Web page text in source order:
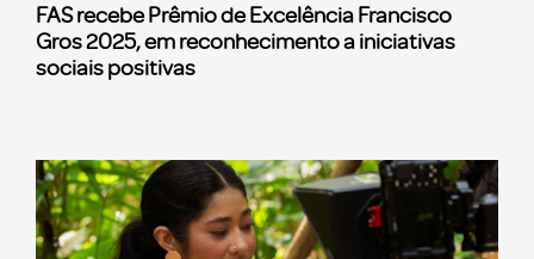
FAS recebe Prêmio de Excelência Francisco
Gros 2025, em reconhecimento a iniciativas
sociais positivas